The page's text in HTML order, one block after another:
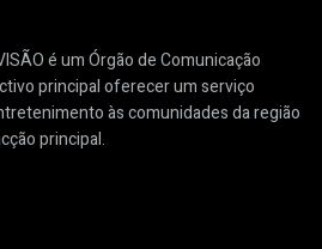
é um Órgão de Comunicação
principal oferecer um serviço
às comunidades da região
principal.